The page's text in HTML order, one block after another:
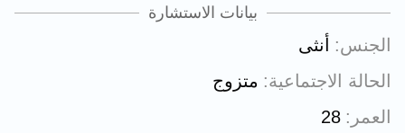
بيانات الاستشارة
الجنس
أنثى
الحالة الاجتماعية
متزوج
العمر
28